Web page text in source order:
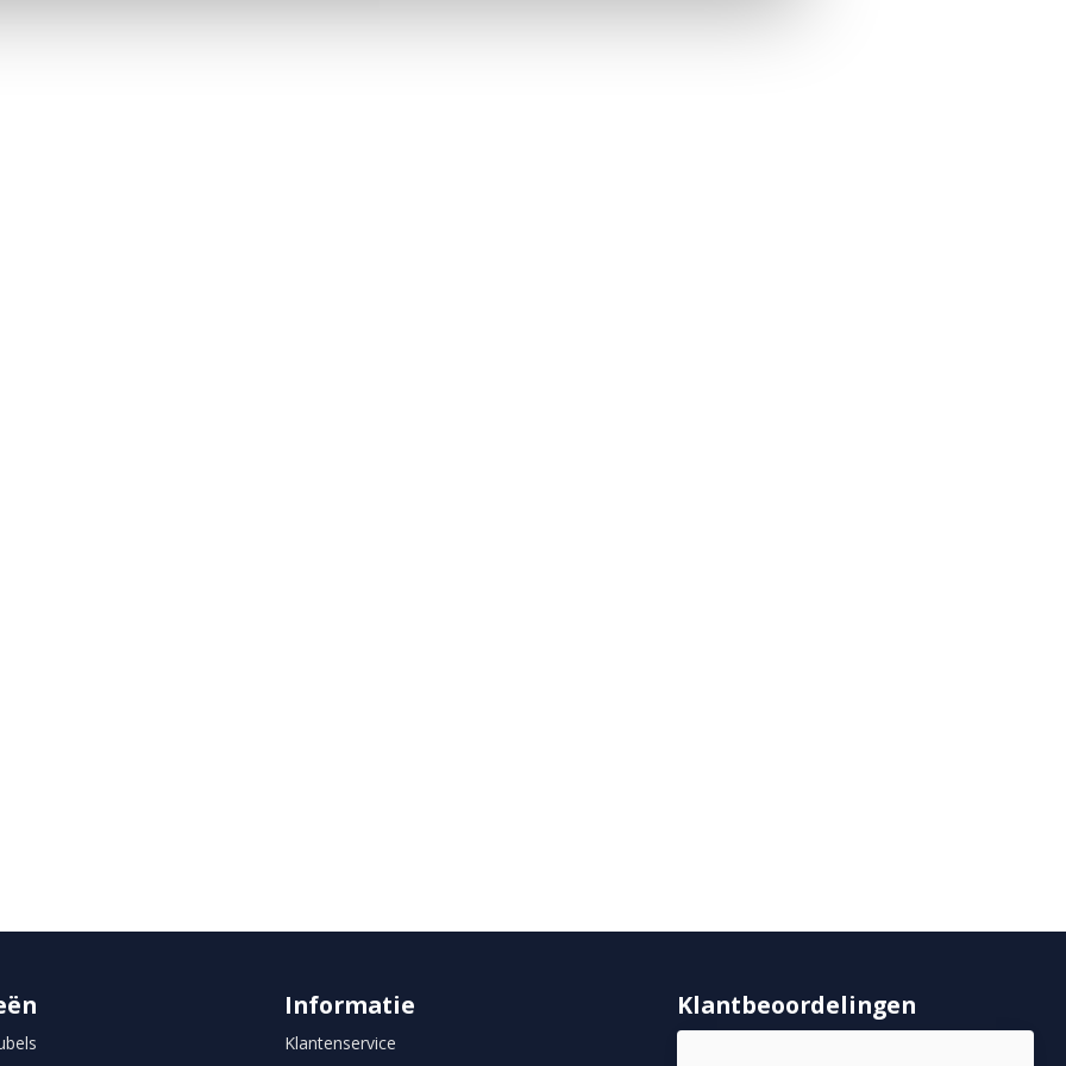
Informatie
Klantenservice
Klantbeoordelingen